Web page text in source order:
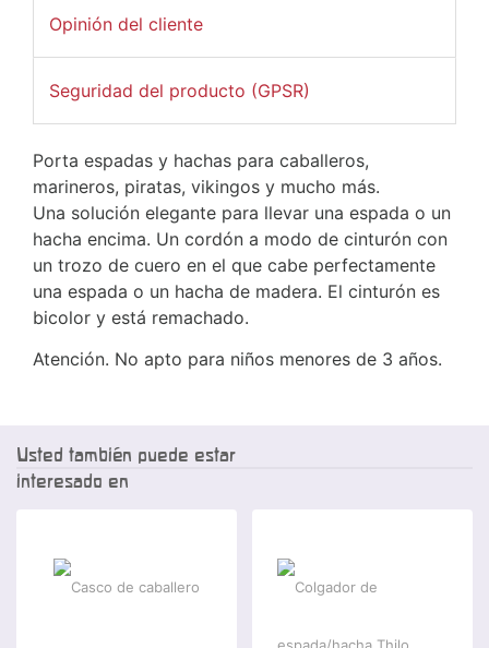
Opinión del cliente
Seguridad del producto (GPSR)
Porta espadas y hachas para caballeros,
marineros, piratas, vikingos y mucho más.
Una solución elegante para llevar una espada o un
hacha encima. Un cordón a modo de cinturón con
un trozo de cuero en el que cabe perfectamente
una espada o un hacha de madera. El cinturón es
bicolor y está remachado.
Atención. No apto para niños menores de 3 años.
Usted también puede estar
interesado en